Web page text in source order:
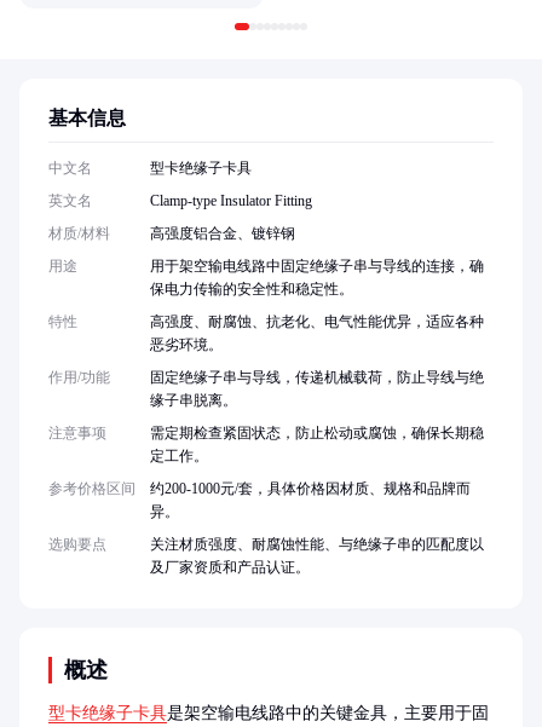
概述
型卡绝缘子卡具是架空输电线路中的关键金具，主要用于固
基本信息
中文名
型卡绝缘子卡具
英文名
Clamp-type Insulator Fitting
材质/材料
高强度铝合金、镀锌钢
用途
用于架空输电线路中固定绝缘子串与导线的连接，确
保电力传输的安全性和稳定性。
特性
高强度、耐腐蚀、抗老化、电气性能优异，适应各种
恶劣环境。
作用/功能
固定绝缘子串与导线，传递机械载荷，防止导线与绝
缘子串脱离。
注意事项
需定期检查紧固状态，防止松动或腐蚀，确保长期稳
定工作。
参考价格区间
约200-1000元/套，具体价格因材质、规格和品牌而
异。
选购要点
关注材质强度、耐腐蚀性能、与绝缘子串的匹配度以
及厂家资质和产品认证。